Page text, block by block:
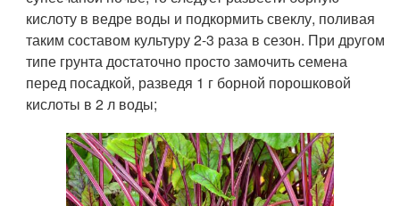
кислоту в ведре воды и подкормить свеклу, поливая
таким составом культуру 2-3 раза в сезон. При другом
типе грунта достаточно просто замочить семена
перед посадкой, разведя 1 г борной порошковой
кислоты в 2 л воды;